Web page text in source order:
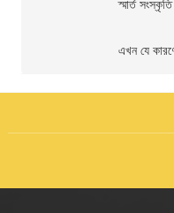
স্মার্ত সংস্কৃতি
এখন যে